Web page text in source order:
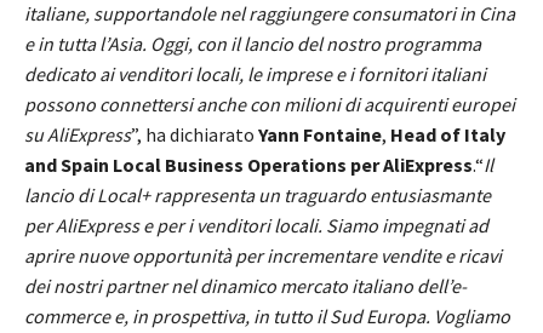
italiane, supportandole nel raggiungere consumatori in Cina
e in tutta l’Asia. Oggi, con il lancio del nostro programma
dedicato ai venditori locali, le imprese e i fornitori italiani
possono connettersi anche con milioni di acquirenti europei
su AliExpress”, ha dichiarato Yann Fontaine, Head of Italy
and Spain Local Business Operations per AliExpress.“Il
lancio di Local+ rappresenta un traguardo entusiasmante
per AliExpress e per i venditori locali. Siamo impegnati ad
aprire nuove opportunità per incrementare vendite e ricavi
dei nostri partner nel dinamico mercato italiano dell’e-
commerce e, in prospettiva, in tutto il Sud Europa. Vogliamo